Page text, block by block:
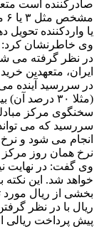
صادرکننده است
یا واردکننده تحویل
وی خاطرنشان کرد:
در نظر گرفته می
ایران، متعهدین
در سررسید آینده
(مثلا ۳۰ درصد آن) بین خریدار و فروشنده تسویه می شود.
سخنگوی مرکز
انجام می شود و نرخ
نرخ همان روز مرکز
وی گفت: در نهایت
خواهد شد. این نکته
بخشی از ریال مورد
ریال با در نظر
پیش پرداخت ریالی